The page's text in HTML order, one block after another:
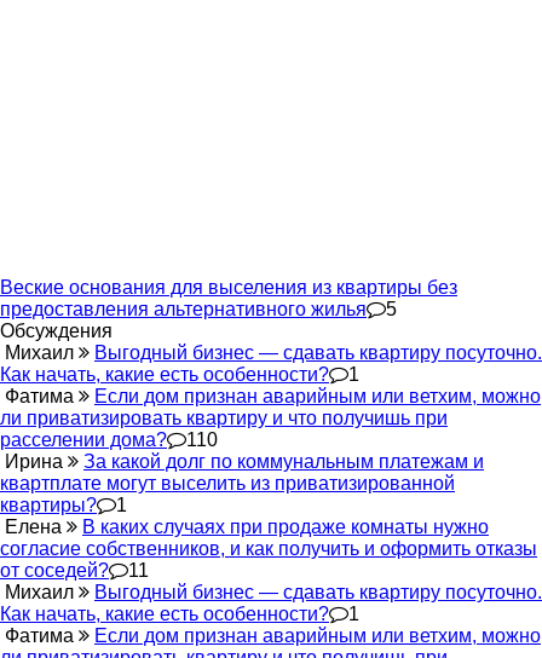
Веские основания для выселения из квартиры без
предоставления альтернативного жилья
5
Обсуждения
Михаил
Выгодный бизнес — сдавать квартиру посуточно.
Как начать, какие есть особенности?
1
Фатима
Если дом признан аварийным или ветхим, можно
ли приватизировать квартиру и что получишь при
расселении дома?
110
Ирина
За какой долг по коммунальным платежам и
квартплате могут выселить из приватизированной
квартиры?
1
Елена
В каких случаях при продаже комнаты нужно
согласие собственников, и как получить и оформить отказы
от соседей?
11
Михаил
Выгодный бизнес — сдавать квартиру посуточно.
Как начать, какие есть особенности?
1
Фатима
Если дом признан аварийным или ветхим, можно